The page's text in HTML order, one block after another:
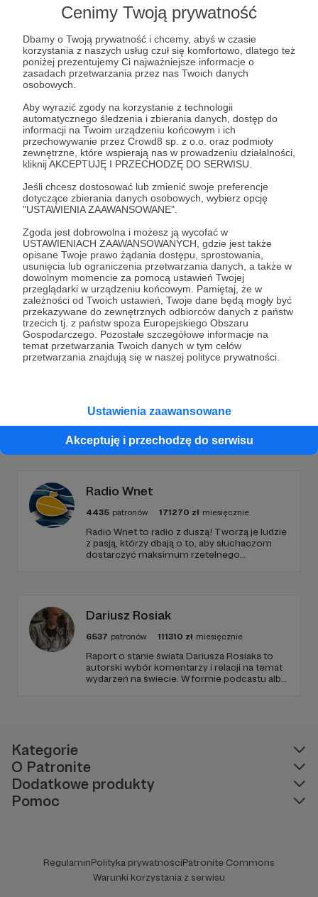
Cenimy Twoją prywatność
Dbamy o Twoją prywatność i chcemy, abyś w czasie
korzystania z naszych usług czuł się komfortowo, dlatego też
poniżej prezentujemy Ci najważniejsze informacje o
zasadach przetwarzania przez nas Twoich danych
osobowych.
Aby wyrazić zgody na korzystanie z technologii
automatycznego śledzenia i zbierania danych, dostęp do
informacji na Twoim urządzeniu końcowym i ich
przechowywanie przez Crowd8 sp. z o.o. oraz podmioty
zewnętrzne, które wspierają nas w prowadzeniu działalności,
kliknij AKCEPTUJĘ I PRZECHODZĘ DO SERWISU.
Jeśli chcesz dostosować lub zmienić swoje preferencje
dotyczące zbierania danych osobowych, wybierz opcję
"USTAWIENIA ZAAWANSOWANE".
Zgoda jest dobrowolna i możesz ją wycofać w
USTAWIENIACH ZAAWANSOWANYCH, gdzie jest także
opisane Twoje prawo żądania dostępu, sprostowania,
usunięcia lub ograniczenia przetwarzania danych, a także w
dowolnym momencie za pomocą ustawień Twojej
przeglądarki w urządzeniu końcowym. Pamiętaj, że w
zależności od Twoich ustawień, Twoje dane będą mogły być
przekazywane do zewnętrznych odbiorców danych z państw
trzecich tj. z państw spoza Europejskiego Obszaru
Gospodarczego. Pozostałe szczegółowe informacje na
temat przetwarzania Twoich danych w tym celów
przetwarzania znajdują się w naszej polityce prywatności.
Ustawienia zaawansowane
Akceptuję i przechodzę do serwisu
Minęło już ponad 6 lat od kiedy jesteście z
Przez ten czasu otrzymaliśmy od Was wsparcie finansowe
na łączną kwotę ponad 100 tys. złotych! Ta olbrzymia
suma znacząco przyczyniła się do rozwoju naszego
kanału na YouTube, a także pozwoliła nam tworzyć
jeszcze lepsze i bardziej dopracowane treści. Za całe
serdecznie podziękować!
Dołącz do grona Patronów!
Wesprzyj działalność AutoraPasja informatyki
teraz!
Zostań Patronem
Promowani autorzy
Radio Wnet
4435 patronów 171270 zł miesięcznie
Radio Wnet to radio z duszą! Tworzą je ludzie
z pasją, którzy dbają o to, aby słuchaczom
dostarczyć maksimum rzetelnego
Dariusz Rosiak
6537 patronów 111310 zł miesięcznie
Raport o stanie świata Dariusza Rosiaka to
autorski wybór komentarzy i relacji na temat
wydarzeń na świecie. W formie podcastu albo
Kategorie
O Patronite
Dodatkowe produkty
Pomoc
RegulaminPolityka prywatnościPatronite Commons
Warunki korzystania z serwisu